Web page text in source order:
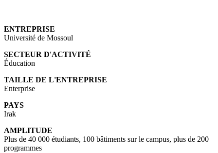
ENTREPRISE
Université de Mossoul
SECTEUR D'ACTIVITÉ
Éducation
TAILLE DE L'ENTREPRISE
Enterprise
PAYS
Irak
AMPLITUDE
Plus de 40 000 étudiants, 100 bâtiments sur le campus, plus de 200
programmes